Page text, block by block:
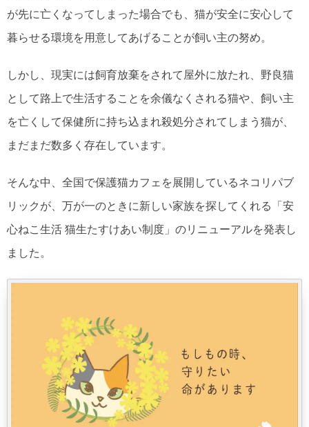
が先に亡くなってしまった場合でも、猫が安全に安心して
暮らせる環境を用意してあげることが飼い主の努め。
しかし、現実には飼育放棄をされて屋外に放たれ、野良猫
として路上で生活することを余儀なくされる猫や、飼い主
を亡くして保健所に持ち込まれ殺処分されてしまう猫が、
まだまだ数多く存在しています。
そんな中、全国で保護猫カフェを展開しているネコリパブ
リックが、万が一のときに新しい家族を探してくれる「安
心ねこ生活 猫生たすけあい制度」のリニューアルを発表し
ました。